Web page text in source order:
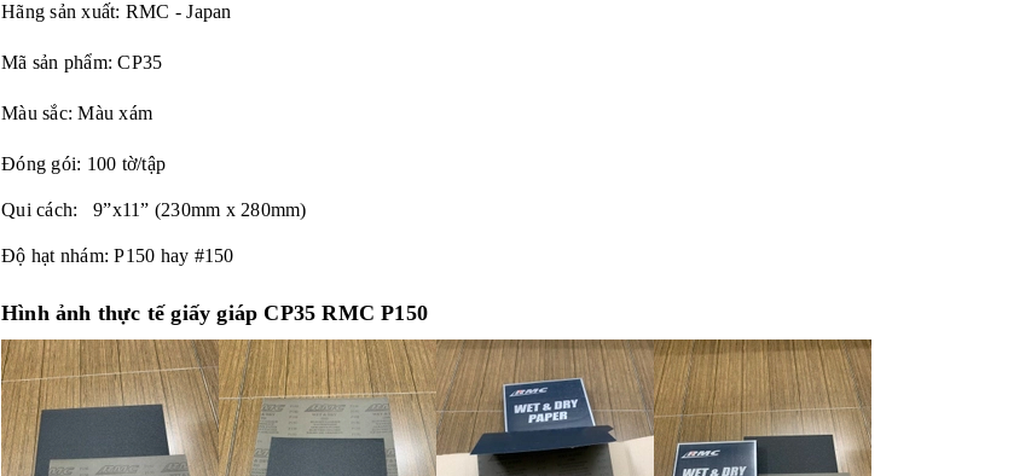
Hãng sản xuất: RMC - Japan
Mã sản phẩm: CP35
Màu sắc: Màu xám
Đóng gói: 100 tờ/tập
Qui cách: 9”x11” (230mm x 280mm)
Độ hạt nhám: P150 hay #150
Hình ảnh thực tế giấy giáp CP35 RMC P150